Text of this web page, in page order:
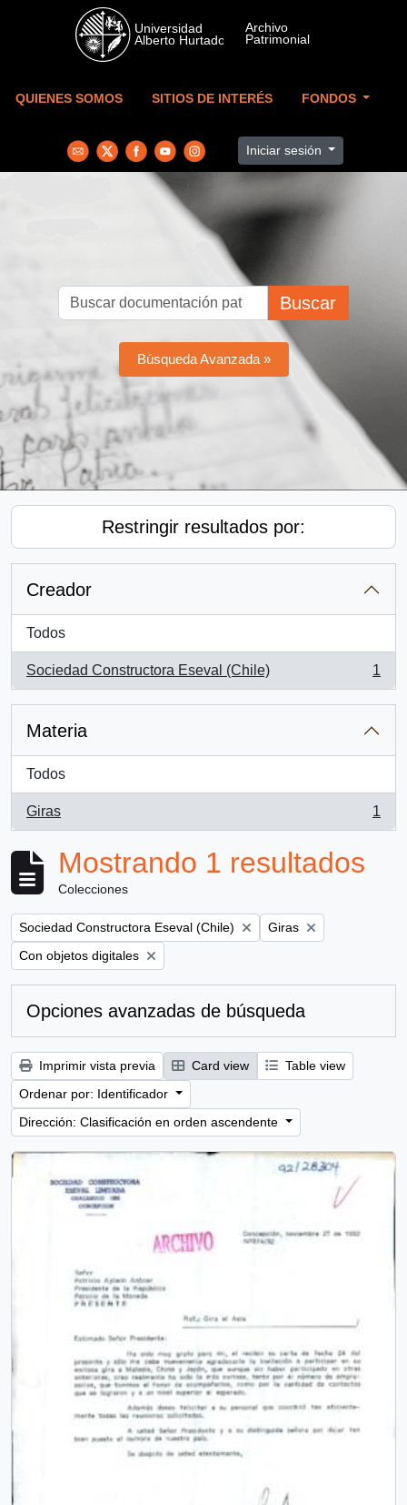
Skip to main content
QUIENES SOMOS SITIOS DE INTERÉS FONDOS
Iniciar sesión
Buscar
Búsqueda Avanzada »
Restringir resultados por:
Creador
Todos
Sociedad Constructora Eseval (Chile)
, 1 resultados
1
Materia
Todos
Giras
, 1 resultados
1
Mostrando 1 resultados
Colecciones
Remove filter:
Sociedad Constructora Eseval (Chile) Remove filter:
Giras
Remove filter:
Con objetos digitales
Opciones avanzadas de búsqueda
Imprimir vista previa Card view
Table view
Ordenar por: Identificador
Dirección: Clasificación en orden ascendente